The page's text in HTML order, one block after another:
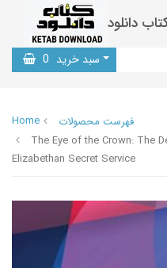
دانلود
سبد خرید 0
Home
فهرست محصولات
The Eye of the Crown: The
Elizabethan Secret Service